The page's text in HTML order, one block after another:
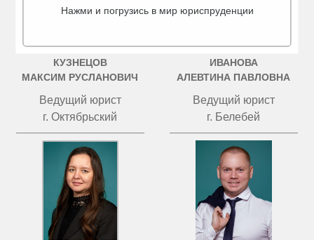
КУЗНЕЦОВ
МАКСИМ РУСЛАНОВИЧ
Ведущий юрист
г. Октябрьский
ИВАНОВА
АЛЕВТИНА ПАВЛОВНА
Ведущий юрист
г. Белебей
Нажми и погрузись в мир юриспруденции